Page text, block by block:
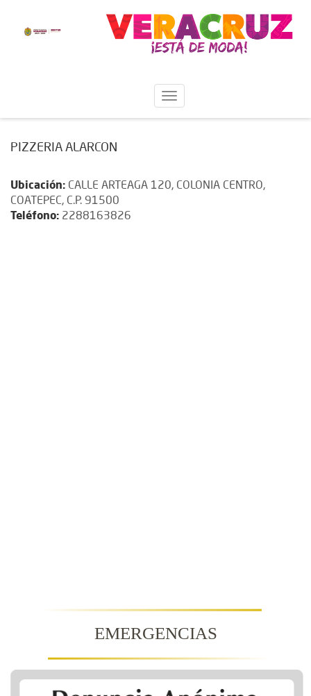
PIZZERIA ALARCON
Ubicación: CALLE ARTEAGA 120, COLONIA CENTRO,
COATEPEC, C.P. 91500
Teléfono: 2288163826
EMERGENCIAS